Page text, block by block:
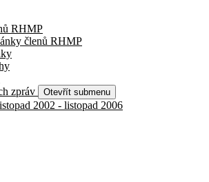
RHMP
členů RHMP
zpráv
Otevřít submenu
2002 - listopad 2006